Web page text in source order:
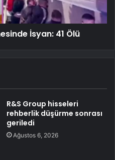
İsyan: 41 Ölü
R&S Group hisseleri
rehberlik düşürme sonrası
geriledi
Ağustos 6, 2026